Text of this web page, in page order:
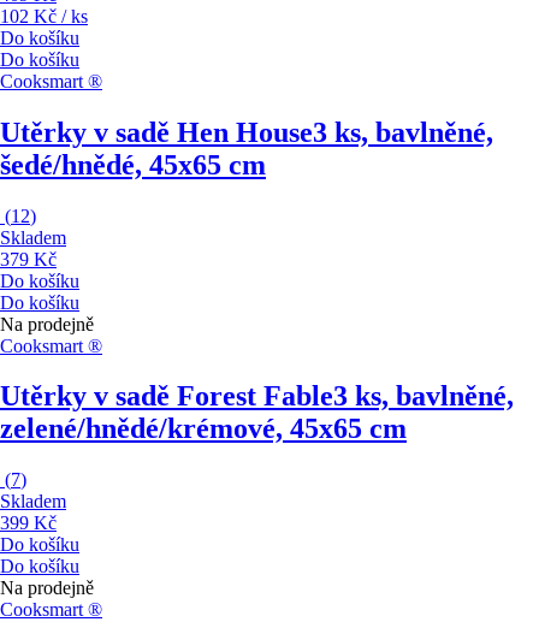
102 Kč / ks
Do košíku
Do košíku
Cooksmart ®
Utěrky v sadě Hen House3 ks, bavlněné,
šedé/hnědé, 45x65 cm
(12)
Skladem
379 Kč
Do košíku
Do košíku
Na prodejně
Cooksmart ®
Utěrky v sadě Forest Fable3 ks, bavlněné,
zelené/hnědé/krémové, 45x65 cm
(7)
Skladem
399 Kč
Do košíku
Do košíku
Na prodejně
Cooksmart ®